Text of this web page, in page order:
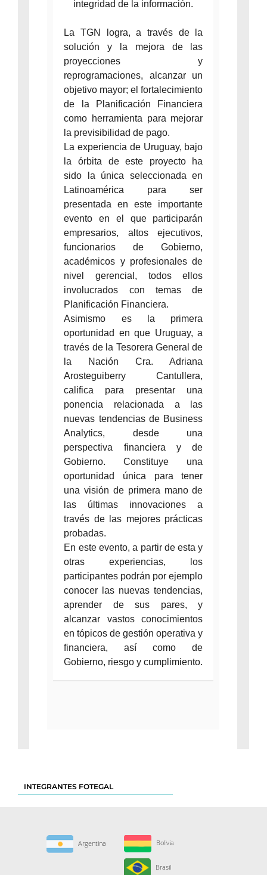
integridad de la información.
La TGN logra, a través de la
solución y la mejora de las
proyecciones y
reprogramaciones, alcanzar un
objetivo mayor; el fortalecimiento
de la Planificación Financiera
como herramienta para mejorar
la previsibilidad de pago.
La experiencia de Uruguay, bajo
la órbita de este proyecto ha
sido la única seleccionada en
Latinoamérica para ser
presentada en este importante
evento en el que participarán
empresarios, altos ejecutivos,
funcionarios de Gobierno,
académicos y profesionales de
nivel gerencial, todos ellos
involucrados con temas de
Planificación Financiera.
Asimismo es la primera
oportunidad en que Uruguay, a
través de la Tesorera General de
la Nación Cra. Adriana
Arosteguiberry Cantullera,
califica para presentar una
ponencia relacionada a las
nuevas tendencias de Business
Analytics, desde una
perspectiva financiera y de
Gobierno. Constituye una
oportunidad única para tener
una visión de primera mano de
las últimas innovaciones a
través de las mejores prácticas
probadas.
En este evento, a partir de esta y
otras experiencias, los
participantes podrán por ejemplo
conocer las nuevas tendencias,
aprender de sus pares, y
alcanzar vastos conocimientos
en tópicos de gestión operativa y
financiera, así como de
Gobierno, riesgo y cumplimiento.
INTEGRANTES FOTEGAL
Argentina Bolivia
Brasil